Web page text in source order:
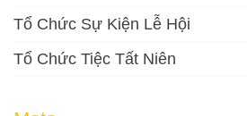
Tổ Chức Sự Kiện Lễ Hội
Tổ Chức Tiệc Tất Niên